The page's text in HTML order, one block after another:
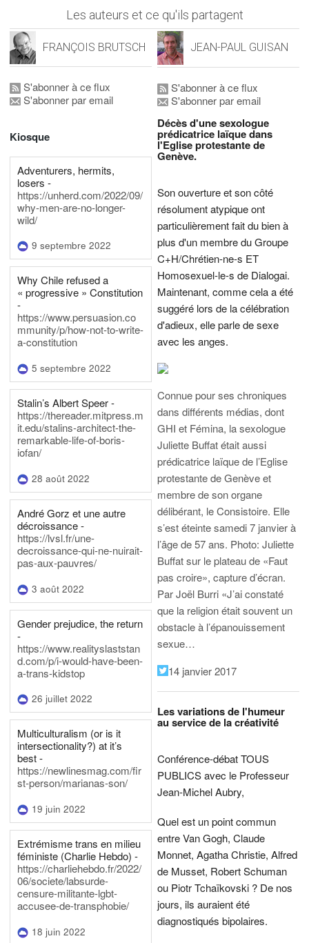
Les auteurs et ce qu'ils partagent
FRANÇOIS BRUTSCH
S'abonner à ce flux
S'abonner par email
Kiosque
Adventurers, hermits,
losers -
https://unherd.com/2022/09/
why-men-are-no-longer-
wild/
9 septembre 2022
Why Chile refused a
« progressive » Constitution
-
https://www.persuasion.co
mmunity/p/how-not-to-write-
a-constitution
5 septembre 2022
Stalin’s Albert Speer -
https://thereader.mitpress.m
it.edu/stalins-architect-the-
remarkable-life-of-boris-
iofan/
28 août 2022
André Gorz et une autre
décroissance -
https://lvsl.fr/une-
decroissance-qui-ne-nuirait-
pas-aux-pauvres/
3 août 2022
Gender prejudice, the return
-
https://www.realityslaststan
d.com/p/i-would-have-been-
a-trans-kidstop
26 juillet 2022
Multiculturalism (or is it
intersectionality?) at it’s
best -
https://newlinesmag.com/fir
st-person/marianas-son/
19 juin 2022
Extrémisme trans en milieu
féministe (Charlie Hebdo) -
https://charliehebdo.fr/2022/
06/societe/labsurde-
censure-militante-lgbt-
accusee-de-transphobie/
18 juin 2022
JEAN-PAUL GUISAN
S'abonner à ce flux
S'abonner par email
Décès d'une sexologue
prédicatrice laïque dans
l'Eglise protestante de
Genève.
Son ouverture et son côté
résolument atypique ont
particulièrement fait du bien à
plus d'un membre du Groupe
C+H/Chrétien-ne-s ET
Homosexuel-le-s de Dialogai.
Maintenant, comme cela a été
suggéré lors de la célébration
d'adieux, elle parle de sexe
avec les anges.
Connue pour ses chroniques
dans différents médias, dont
GHI et Fémina, la sexologue
Juliette Buffat était aussi
prédicatrice laïque de l’Eglise
protestante de Genève et
membre de son organe
délibérant, le Consistoire. Elle
s’est éteinte samedi 7 janvier à
l’âge de 57 ans. Photo: Juliette
Buffat sur le plateau de «Faut
pas croire», capture d’écran.
Par Joël Burri «J’ai constaté
que la religion était souvent un
obstacle à l’épanouissement
sexue…
14 janvier 2017
Les variations de l'humeur
au service de la créativité
Conférence-débat TOUS
PUBLICS avec le Professeur
Jean-Michel Aubry,
Quel est un point commun
entre Van Gogh, Claude
Monnet, Agatha Christie, Alfred
de Musset, Robert Schuman
ou Piotr Tchaïkovski ? De nos
jours, ils auraient été
diagnostiqués bipolaires.